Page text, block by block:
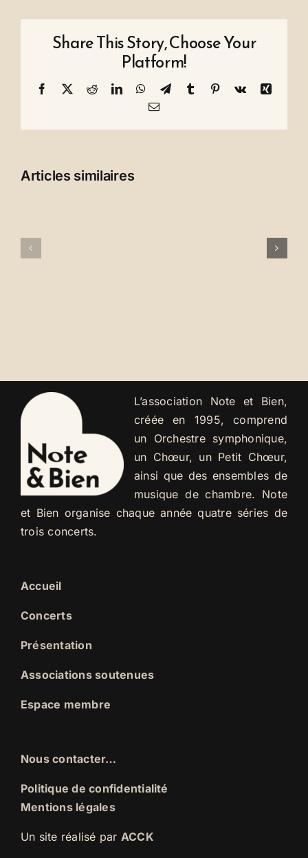
Share This Story, Choose Your
Platform!
Facebook
X RedditLinkedInWhatsApp
TelegramTumblr Pinterest
Vk
Xing
Email
Articles similaires
concert
L’association Note et Bien,
créée en 1995, comprend
un Orchestre symphonique,
un Chœur, un Petit Chœur,
ainsi que des ensembles de
musique de chambre. Note
et Bien organise chaque année quatre séries de
trois concerts.
Accueil
Concerts
Présentation
Associations soutenues
Espace membre
Nous contacter…
Politique de confidentialité
Mentions légales
Un site réalisé par ACCK